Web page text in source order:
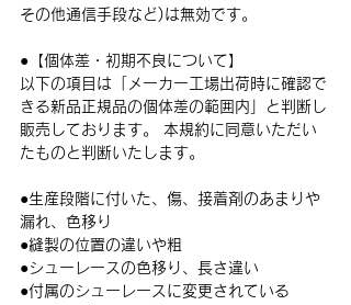
その他通信手段など)は無効です。
● 【個体差・初期不良について】
以下の項目は「メーカー工場出荷時に確認で
きる新品正規品の個体差の範囲内」と判断し
販売しております。 本規約に同意いただい
たものと判断いたします。
●生産段階に付いた、傷、接着剤のあまりや
漏れ、色移り
●縫製の位置の違いや粗
●シューレースの色移り、長さ違い
●付属のシューレースに変更されている